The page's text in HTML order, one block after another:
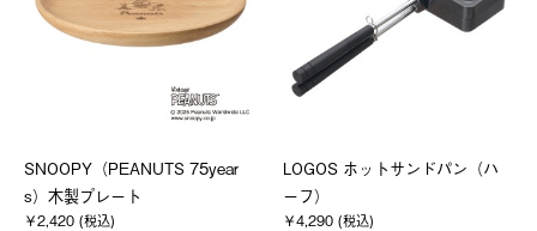
SNOOPY（PEANUTS 75year
s）木製プレート
￥2,420 (税込)
LOGOS ホットサンドパン（ハ
ーフ）
￥4,290 (税込)